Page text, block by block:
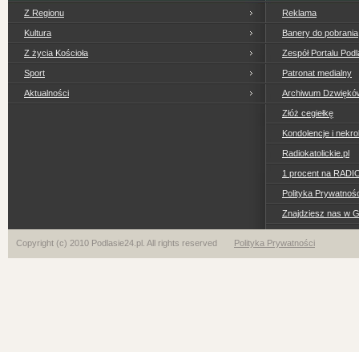
Z Regionu
Kultura
Z życia Kościoła
Sport
Aktualności
Reklama
Banery do pobrania
Zespół Portalu
Patronat medialny
Archiwum
Złóż cegiełkę
Kondolencje i
Radiokatolickie.pl
1 procent na
Polityka
Znajdziesz nas w
Copyright (c) 2010 Podlasie24.pl. All rights reserved Polityka Prywatności